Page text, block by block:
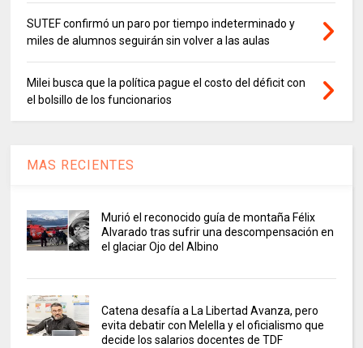
SUTEF confirmó un paro por tiempo indeterminado y
miles de alumnos seguirán sin volver a las aulas
Milei busca que la política pague el costo del déficit con
el bolsillo de los funcionarios
MAS RECIENTES
Murió el reconocido guía de montaña Félix
Alvarado tras sufrir una descompensación en
el glaciar Ojo del Albino
Catena desafía a La Libertad Avanza, pero
evita debatir con Melella y el oficialismo que
decide los salarios docentes de TDF